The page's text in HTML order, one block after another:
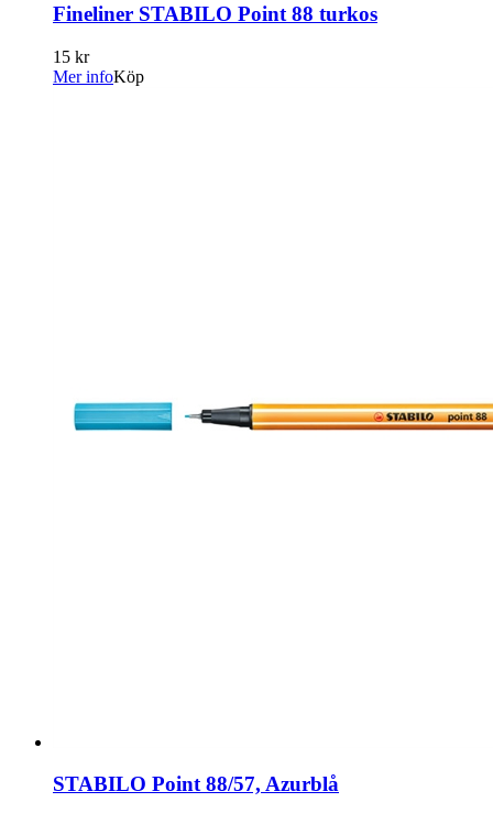
Fineliner STABILO Point 88 turkos
15 kr
Mer infoKöp
STABILO Point 88/57, Azurblå